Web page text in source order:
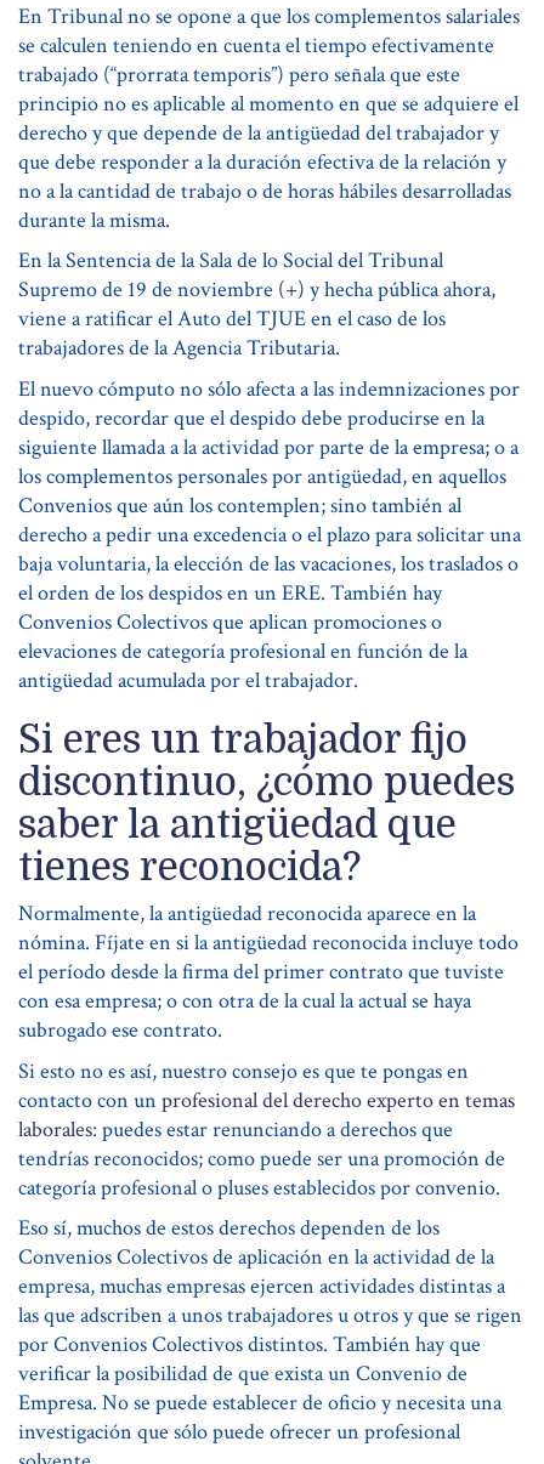
En Tribunal no se opone a que los complementos salariales
se calculen teniendo en cuenta el tiempo efectivamente
trabajado (“prorrata temporis”) pero señala que este
principio no es aplicable al momento en que se adquiere el
derecho y que depende de la antigüedad del trabajador y
que debe responder a la duración efectiva de la relación y
no a la cantidad de trabajo o de horas hábiles desarrolladas
durante la misma.
En la Sentencia de la Sala de lo Social del Tribunal
Supremo de 19 de noviembre (+) y hecha pública ahora,
viene a ratificar el Auto del TJUE en el caso de los
trabajadores de la Agencia Tributaria.
El nuevo cómputo no sólo afecta a las indemnizaciones por
despido, recordar que el despido debe producirse en la
siguiente llamada a la actividad por parte de la empresa; o a
los complementos personales por antigüedad, en aquellos
Convenios que aún los contemplen; sino también al
derecho a pedir una excedencia o el plazo para solicitar una
baja voluntaria, la elección de las vacaciones, los traslados o
el orden de los despidos en un ERE. También hay
Convenios Colectivos que aplican promociones o
elevaciones de categoría profesional en función de la
antigüedad acumulada por el trabajador.
Si eres un trabajador fijo
discontinuo, ¿cómo puedes
saber la antigüedad que
tienes reconocida?
Normalmente, la antigüedad reconocida aparece en la
nómina. Fíjate en si la antigüedad reconocida incluye todo
el período desde la firma del primer contrato que tuviste
con esa empresa; o con otra de la cual la actual se haya
subrogado ese contrato.
Si esto no es así, nuestro consejo es que te pongas en
contacto con un profesional del derecho experto en temas
laborales: puedes estar renunciando a derechos que
tendrías reconocidos; como puede ser una promoción de
categoría profesional o pluses establecidos por convenio.
Eso sí, muchos de estos derechos dependen de los
Convenios Colectivos de aplicación en la actividad de la
empresa, muchas empresas ejercen actividades distintas a
las que adscriben a unos trabajadores u otros y que se rigen
por Convenios Colectivos distintos. También hay que
verificar la posibilidad de que exista un Convenio de
Empresa. No se puede establecer de oficio y necesita una
investigación que sólo puede ofrecer un profesional